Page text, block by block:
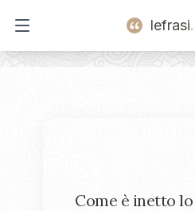
Open main menu
lefrasi
Come è inetto